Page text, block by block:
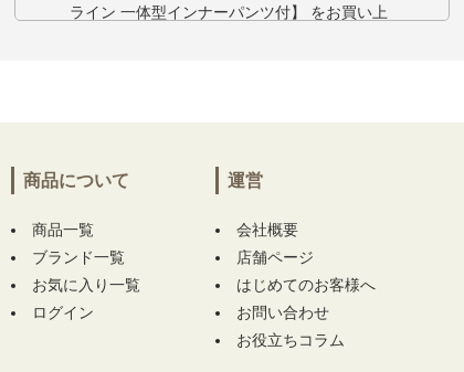
ライン 一体型インナーパンツ付】 をお買い上
います！
大阪府にて
【未使用品 レディース アルチビオ
archivio 半袖ポロシャツ 40(L) グリーン スタ
ッズロゴ メッシュ 吸汗速乾】 をお買い上げ!!
【中古 マークアンドロナ MARK&L
商品について
商品一覧
ブランド一覧
お気に入り一覧
ログイン
運営
会社概要
店舗ページ
はじめてのお客様へ
お問い合わせ
お役立ちコラム